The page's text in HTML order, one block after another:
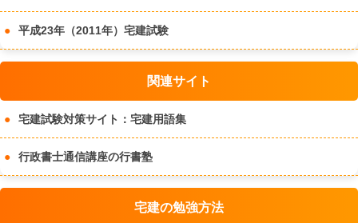
平成23年（2011年）宅建試験
関連サイト
宅建試験対策サイト：宅建用語集
行政書士通信講座の行書塾
宅建の勉強方法